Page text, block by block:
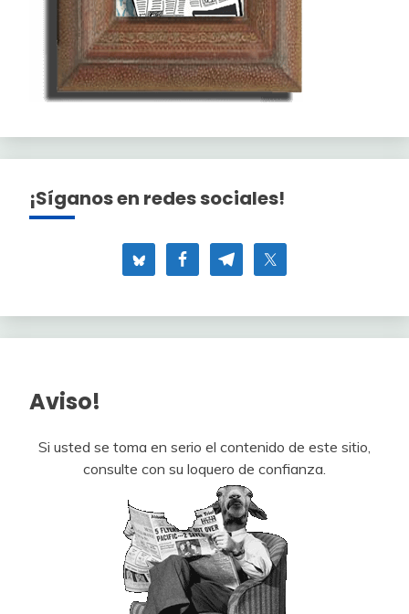
¡Síganos en redes sociales!
Aviso!
Si usted se toma en serio el contenido de este sitio,
consulte con su loquero de confianza.